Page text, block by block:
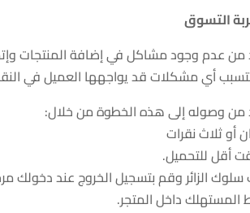
من عدم وجود مشاكل في إضافة المنتجات
أي مشكلات قد يواجهها العميل في
من وصوله إلى هذه الخطوة من خلال:
أو ثلاث نقرات
أقل للتحميل.
المستهلك داخل المتجر.